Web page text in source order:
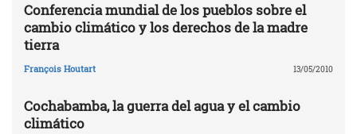
Conferencia mundial de los pueblos sobre el
cambio climático y los derechos de la madre
tierra
François Houtart 13/05/2010
Cochabamba, la guerra del agua y el cambio
climático